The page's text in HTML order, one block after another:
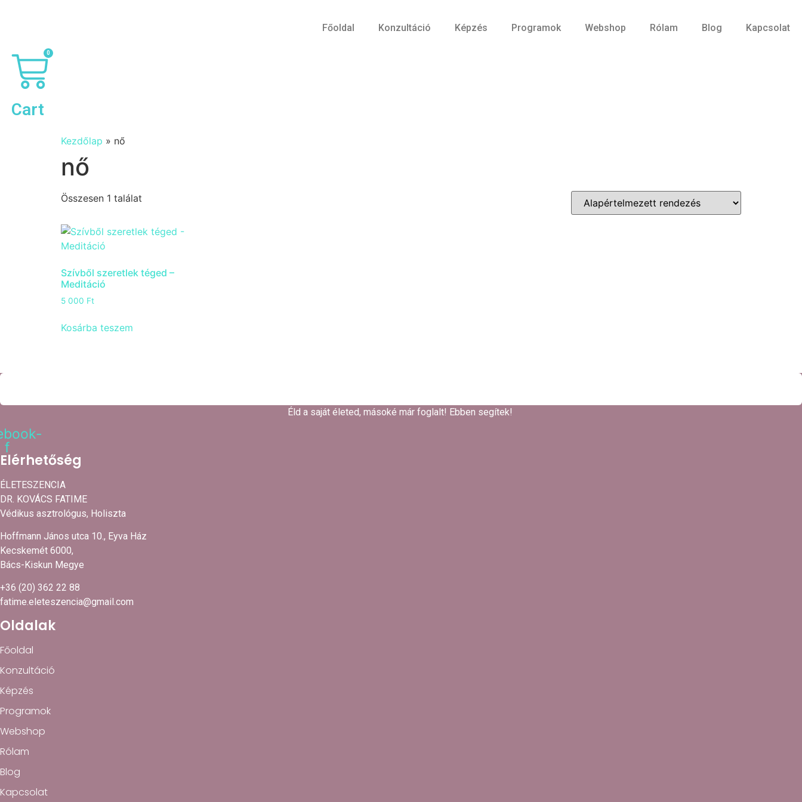
Főoldal Konzultáció Képzés Programok Webshop Rólam Blog Kapcsolat
0
Cart
Kezdőlap » nő
nő
Összesen 1 találat
Szívből szeretlek téged –
Meditáció
5 000 Ft
Kosárba teszem
Éld a saját életed, másoké már foglalt! Ebben segítek! ​
f
Elérhetőség
ÉLETESZENCIA
DR. KOVÁCS FATIME
Védikus asztrológus, Holiszta
Hoffmann János utca 10., Eyva Ház
Kecskemét 6000,
Bács-Kiskun Megye
+36 (20) 362 22 88
fatime.eleteszencia@gmail.com
Oldalak
Főoldal
Konzultáció
Képzés
Programok
Webshop
Rólam
Blog
Kapcsolat